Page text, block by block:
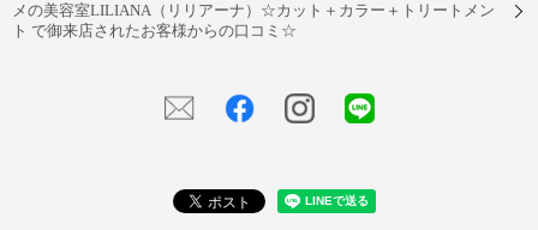
メの美容室LILIANA（リリアーナ）☆カット＋カラー＋トリートメン
ト で御来店されたお客様からの口コミ☆